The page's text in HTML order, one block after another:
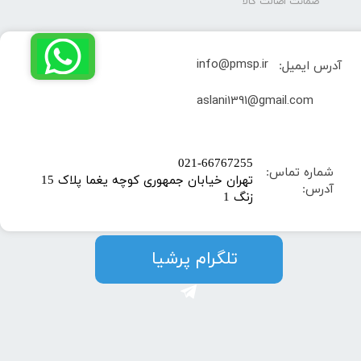
شماره تماس:
آدرس:
​021-66767255
تهران خیابان جمهوری کوچه یغما پلاک 15
زنگ 1
آدرس ایمیل:
info@pmsp.ir
​aslani1391@gmail.com
​​​​تلگرام پرشیا